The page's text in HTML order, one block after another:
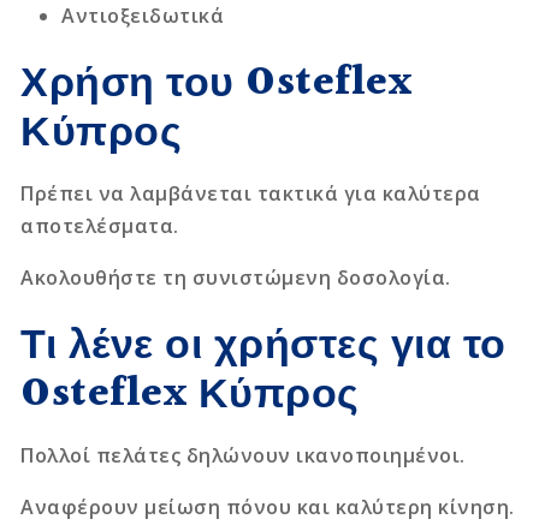
Αντιοξειδωτικά
Χρήση του Osteflex
Κύπρος
Πρέπει να λαμβάνεται τακτικά για καλύτερα
αποτελέσματα.
Ακολουθήστε τη συνιστώμενη δοσολογία.
Τι λένε οι χρήστες για το
Osteflex Κύπρος
Πολλοί πελάτες δηλώνουν ικανοποιημένοι.
Αναφέρουν μείωση πόνου και καλύτερη κίνηση.